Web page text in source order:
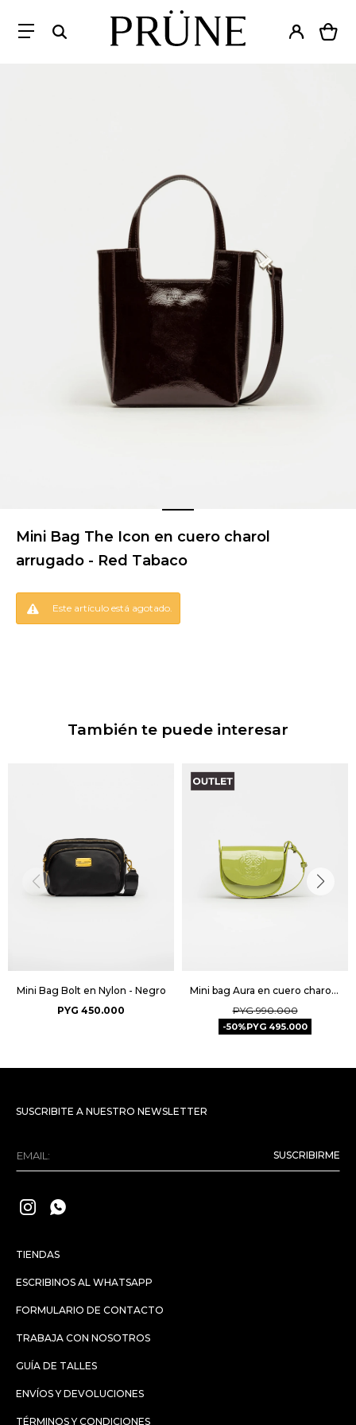
Mini Bag The Icon en cuero charol
arrugado - Red Tabaco
Este artículo está agotado.
También te puede interesar
Mini Bag Bolt en Nylon - Negro
PYG 450.000
Mini bag Aura en cuero charol - Moss
PYG 990.000
50 PYG 495.000
TIENDAS
ESCRIBINOS AL WHATSAPP
FORMULARIO DE CONTACTO
TRABAJA CON NOSOTROS
GUÍA DE TALLES
ENVÍOS Y DEVOLUCIONES
TÉRMINOS Y CONDICIONES
SUSCRIBITE A NUESTRO NEWSLETTER
SUSCRIBIRME
 